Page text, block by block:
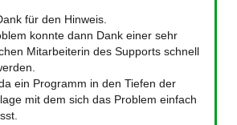
für den Hinweis.
konnte dann Dank einer sehr
Mitarbeiterin des Supports schnell
ein Programm in den Tiefen der
mit dem sich das Problem einfach